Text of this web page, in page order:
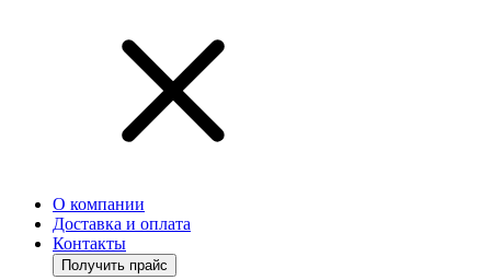
О компании
Доставка и оплата
Контакты
Получить прайс